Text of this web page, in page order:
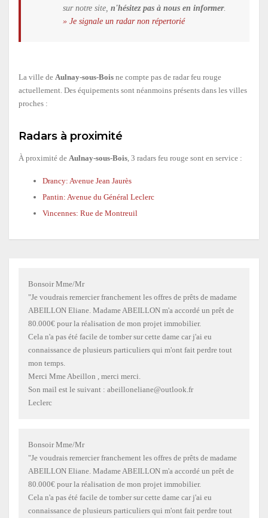
sur notre site, n'hésitez pas à nous en informer.
» Je signale un radar non répertorié
La ville de Aulnay-sous-Bois ne compte pas de radar feu rouge
actuellement. Des équipements sont néanmoins présents dans les villes
proches :
Radars à proximité
À proximité de Aulnay-sous-Bois , 3 radars feu rouge sont en service :
Drancy: Avenue Jean Jaurès
Pantin: Avenue du Général Leclerc
Vincennes: Rue de Montreuil
Bonsoir Mme/Mr
"Je voudrais remercier franchement les offres de prêts de madame
ABEILLON Eliane. Madame ABEILLON m'a accordé un prêt de
80.000€ pour la réalisation de mon projet immobilier.
Cela n'a pas été facile de tomber sur cette dame car j'ai eu
connaissance de plusieurs particuliers qui m'ont fait perdre tout
mon temps.
Merci Mme Abeillon , merci merci.
Son mail est le suivant : abeilloneliane@outlook.fr
Leclerc
Bonsoir Mme/Mr
"Je voudrais remercier franchement les offres de prêts de madame
ABEILLON Eliane. Madame ABEILLON m'a accordé un prêt de
80.000€ pour la réalisation de mon projet immobilier.
Cela n'a pas été facile de tomber sur cette dame car j'ai eu
connaissance de plusieurs particuliers qui m'ont fait perdre tout